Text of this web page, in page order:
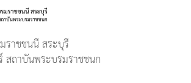
ราชชนนี สระบุรี
ถาบันพระบรมราชชนก